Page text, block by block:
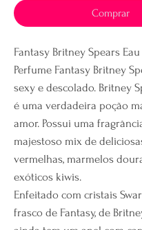
Comprar
Fantasy Britney Spears
Perfume Fantasy Britney
sexy e descolado. Britney
é uma verdadeira poção
amor. Possui uma
majestoso mix de
vermelhas, marmelos
exóticos kiwis.
Enfeitado com cristais
frasco de Fantasy, de